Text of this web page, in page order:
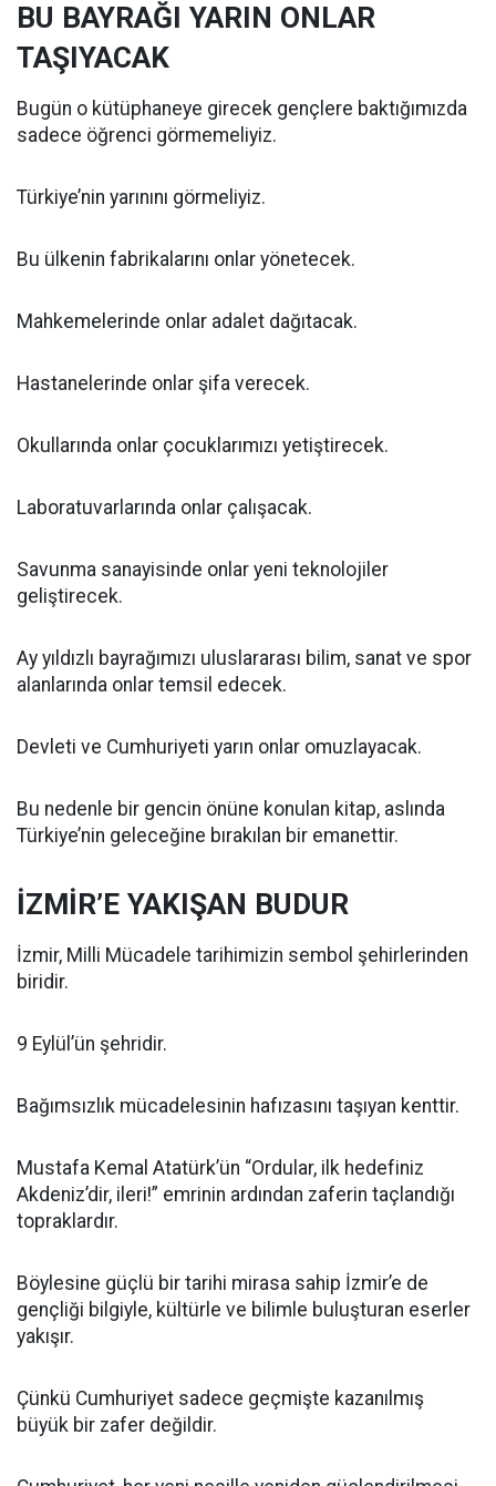
BU BAYRAĞI YARIN ONLAR
TAŞIYACAK
Bugün o kütüphaneye girecek gençlere baktığımızda
sadece öğrenci görmemeliyiz.
Türkiye’nin yarınını görmeliyiz.
Bu ülkenin fabrikalarını onlar yönetecek.
Mahkemelerinde onlar adalet dağıtacak.
Hastanelerinde onlar şifa verecek.
Okullarında onlar çocuklarımızı yetiştirecek.
Laboratuvarlarında onlar çalışacak.
Savunma sanayisinde onlar yeni teknolojiler
geliştirecek.
Ay yıldızlı bayrağımızı uluslararası bilim, sanat ve spor
alanlarında onlar temsil edecek.
Devleti ve Cumhuriyeti yarın onlar omuzlayacak.
Bu nedenle bir gencin önüne konulan kitap, aslında
Türkiye’nin geleceğine bırakılan bir emanettir.
İZMİR’E YAKIŞAN BUDUR
İzmir, Milli Mücadele tarihimizin sembol şehirlerinden
biridir.
9 Eylül’ün şehridir.
Bağımsızlık mücadelesinin hafızasını taşıyan kenttir.
Mustafa Kemal Atatürk’ün “Ordular, ilk hedefiniz
Akdeniz’dir, ileri!” emrinin ardından zaferin taçlandığı
topraklardır.
Böylesine güçlü bir tarihi mirasa sahip İzmir’e de
gençliği bilgiyle, kültürle ve bilimle buluşturan eserler
yakışır.
Çünkü Cumhuriyet sadece geçmişte kazanılmış
büyük bir zafer değildir.